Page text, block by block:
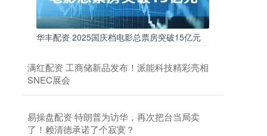
华丰配资 2025国庆档电影总票房突破15亿元
满红配资 工商储新品发布！派能科技精彩亮相
SNEC展会
易操盘配资 特朗普为访华，再次把台当局卖
了！赖清德承诺了个寂寞？